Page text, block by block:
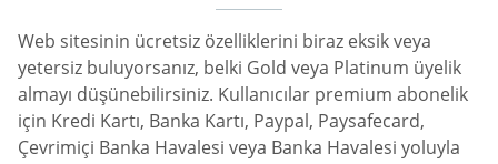
Web sitesinin ücretsiz özelliklerini biraz eksik veya
yetersiz buluyorsanız, belki Gold veya Platinum üyelik
almayı düşünebilirsiniz. Kullanıcılar premium abonelik
için Kredi Kartı, Banka Kartı, Paypal, Paysafecard,
Çevrimiçi Banka Havalesi veya Banka Havalesi yoluyla